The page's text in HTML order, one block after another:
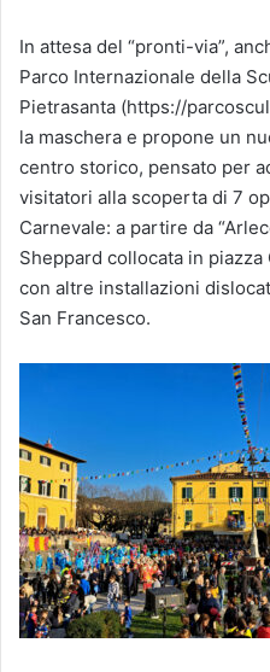
In attesa del “pronti-via”,
Parco Internazionale della
Pietrasanta (https://
la maschera e propone un
centro storico, pensato per
visitatori alla scoperta di 7
Carnevale: a partire da
Sheppard collocata in
con altre installazioni
San Francesco.